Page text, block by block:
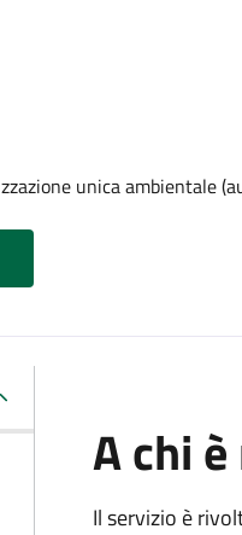
unica ambientale
A chi
Il servizio è